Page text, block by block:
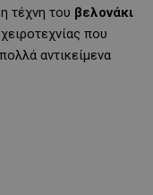
τέχνη του βελονάκι
που
αντικείμενα